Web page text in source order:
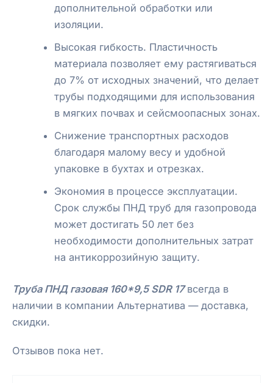
дополнительной обработки или
изоляции.
Высокая гибкость. Пластичность
материала позволяет ему растягиваться
до 7% от исходных значений, что делает
трубы подходящими для использования
в мягких почвах и сейсмоопасных зонах.
Снижение транспортных расходов
благодаря малому весу и удобной
упаковке в бухтах и отрезках.
Экономия в процессе эксплуатации.
Срок службы ПНД труб для газопровода
может достигать 50 лет без
необходимости дополнительных затрат
на антикоррозийную защиту.
Труба ПНД газовая 160*9,5 SDR 17 всегда в
наличии в компании Альтернатива — доставка,
скидки.
Отзывов пока нет.